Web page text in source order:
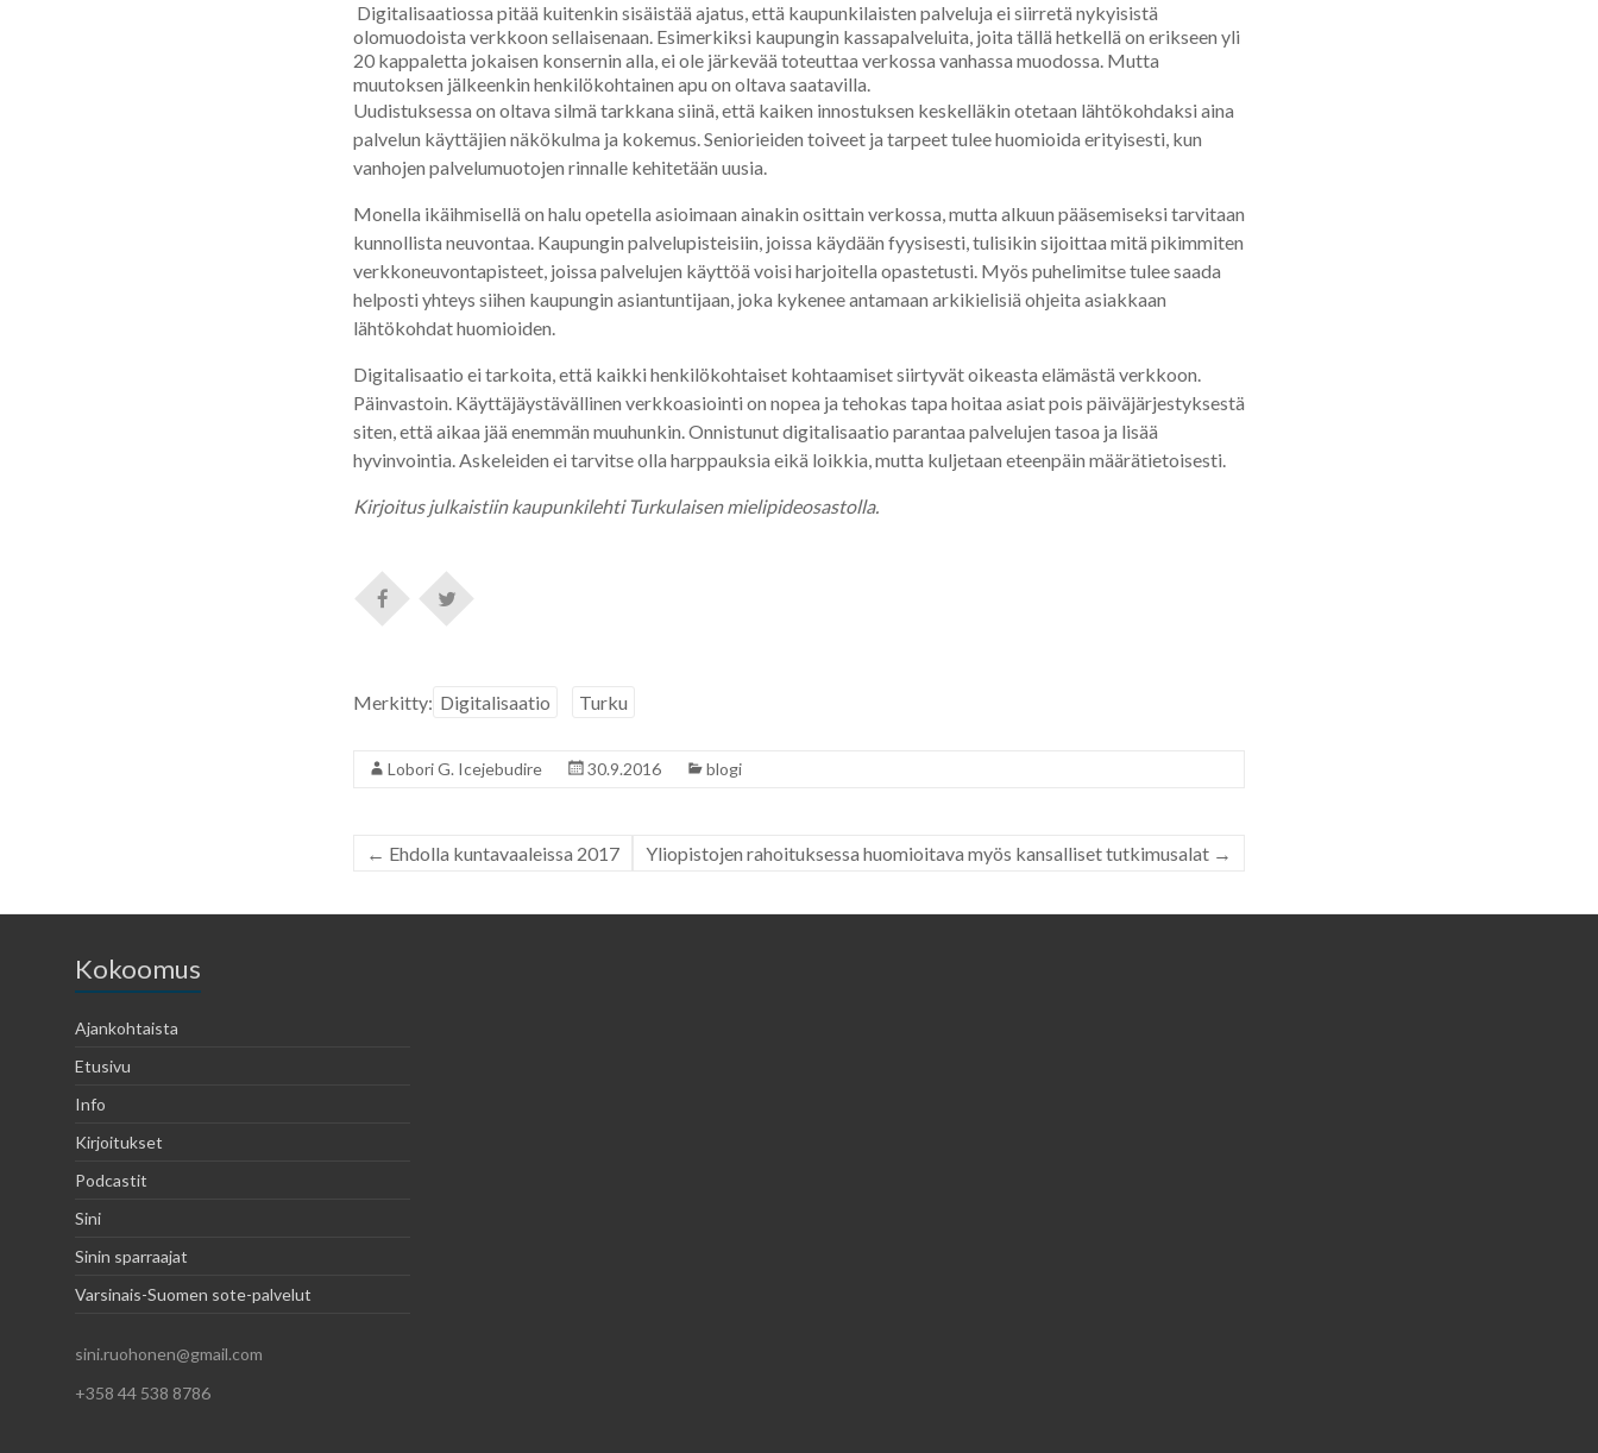
Digitalisaatiossa pitää kuitenkin sisäistää ajatus, että kaupunkilaisten palveluja ei siirretä nykyisistä
olomuodoista verkkoon sellaisenaan. Esimerkiksi kaupungin kassapalveluita, joita tällä hetkellä on erikseen yli
20 kappaletta jokaisen konsernin alla, ei ole järkevää toteuttaa verkossa vanhassa muodossa. Mutta
muutoksen jälkeenkin henkilökohtainen apu on oltava saatavilla.
Uudistuksessa on oltava silmä tarkkana siinä, että kaiken innostuksen keskelläkin otetaan lähtökohdaksi aina
palvelun käyttäjien näkökulma ja kokemus. Seniorieiden toiveet ja tarpeet tulee huomioida erityisesti, kun
vanhojen palvelumuotojen rinnalle kehitetään uusia.
Monella ikäihmisellä on halu opetella asioimaan ainakin osittain verkossa, mutta alkuun pääsemiseksi tarvitaan
kunnollista neuvontaa. Kaupungin palvelupisteisiin, joissa käydään fyysisesti, tulisikin sijoittaa mitä pikimmiten
verkkoneuvontapisteet, joissa palvelujen käyttöä voisi harjoitella opastetusti. Myös puhelimitse tulee saada
helposti yhteys siihen kaupungin asiantuntijaan, joka kykenee antamaan arkikielisiä ohjeita asiakkaan
lähtökohdat huomioiden.
Digitalisaatio ei tarkoita, että kaikki henkilökohtaiset kohtaamiset siirtyvät oikeasta elämästä verkkoon.
Päinvastoin. Käyttäjäystävällinen verkkoasiointi on nopea ja tehokas tapa hoitaa asiat pois päiväjärjestyksestä
siten, että aikaa jää enemmän muuhunkin. Onnistunut digitalisaatio parantaa palvelujen tasoa ja lisää
hyvinvointia. Askeleiden ei tarvitse olla harppauksia eikä loikkia, mutta kuljetaan eteenpäin määrätietoisesti.
Kirjoitus julkaistiin kaupunkilehti Turkulaisen mielipideosastolla.
Merkitty: Digitalisaatio Turku
Lobori G. Icejebudire 30.9.2016 blogi
← Ehdolla kuntavaaleissa 2017 Yliopistojen rahoituksessa huomioitava myös kansalliset tutkimusalat →
Kokoomus
Ajankohtaista
Etusivu
Info
Kirjoitukset
Podcastit
Sini
Sinin sparraajat
Varsinais-Suomen sote-palvelut
sini.ruohonen@gmail.com
+358 44 538 8786